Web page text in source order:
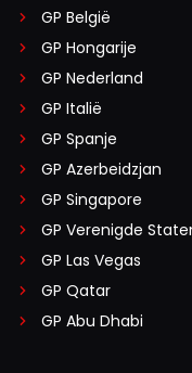
GP België
GP Hongarije
GP Nederland
GP Italië
GP Spanje
GP Azerbeidzjan
GP Singapore
GP Verenigde
GP Las Vegas
GP Qatar
GP Abu Dhabi